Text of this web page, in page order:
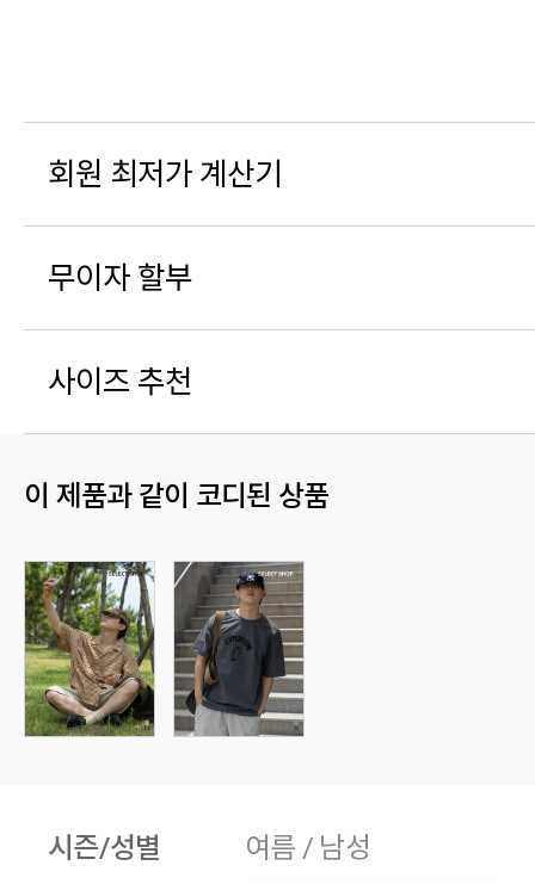
회원 최저가 계산기
무이자 할부
사이즈 추천
이 제품과 같이 코디된 상품
시즌/성별
여름 / 남성